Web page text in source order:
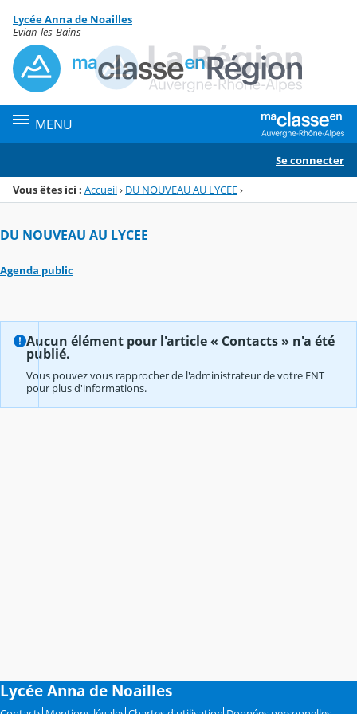
Menu de la rubrique
Contenu
Lycée Anna de Noailles
Evian-les-Bains
MENU
Se connecter
Vous êtes ici : Accueil› DU NOUVEAU AU LYCEE›
DU NOUVEAU AU LYCEE
Agenda public
Aucun élément pour l'article « Contacts » n'a été
publié.
Vous pouvez vous rapprocher de l'administrateur de votre ENT
pour plus d'informations.
Lycée Anna de Noailles